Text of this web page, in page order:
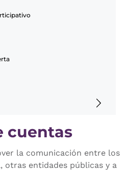
cuentas
la comunicación entre los
otras entidades públicas y a